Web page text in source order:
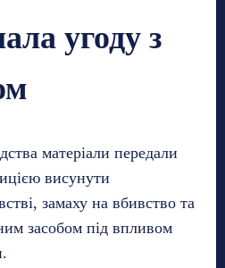
угоду з
матеріали передали
висунути
замаху на вбивство та
засобом під впливом